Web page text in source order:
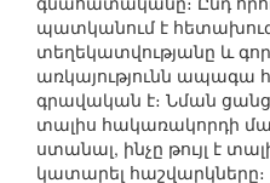
պատկանում է
տեղեկատվությանը և
առկայությունն ապագա
գրավական է։ Նման ցանցի
տալիս հակառակորդի
ստանալ, ինչը թույլ է
կատարել